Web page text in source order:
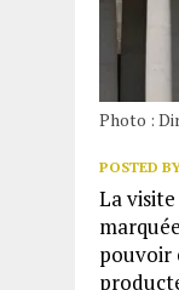
Photo :
POSTED
La
pouvoir